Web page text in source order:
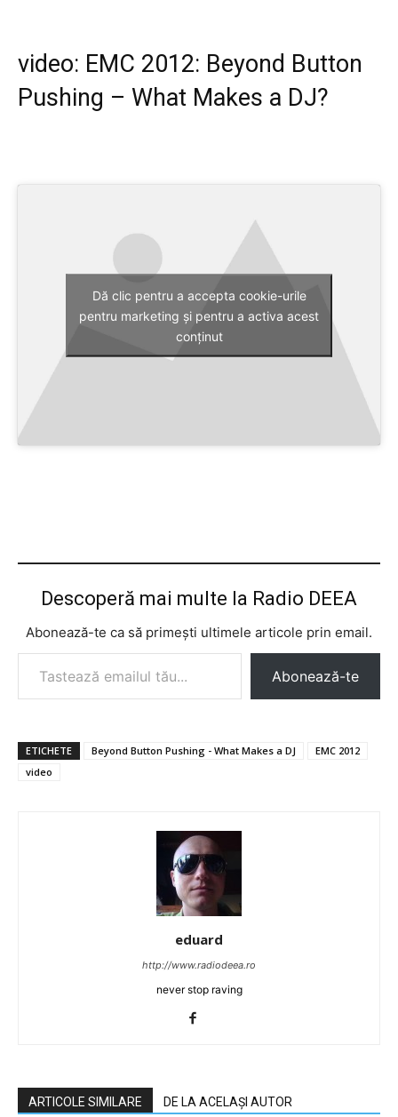
video: EMC 2012: Beyond Button
Pushing – What Makes a DJ?
Dă clic pentru a accepta cookie-urile
pentru marketing și pentru a activa acest
conținut
Descoperă mai multe la Radio DEEA
Abonează-te ca să primești ultimele articole prin email.
Tastează emailul tău...
Abonează-te
ETICHETE Beyond Button Pushing - What Makes a DJ
EMC 2012
video
eduard
http://www.radiodeea.ro
never stop raving
ARTICOLE SIMILARE DE LA ACELAȘI AUTOR